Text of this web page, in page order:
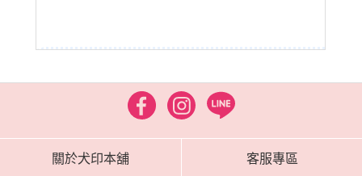
關於犬印本舖 客服專區